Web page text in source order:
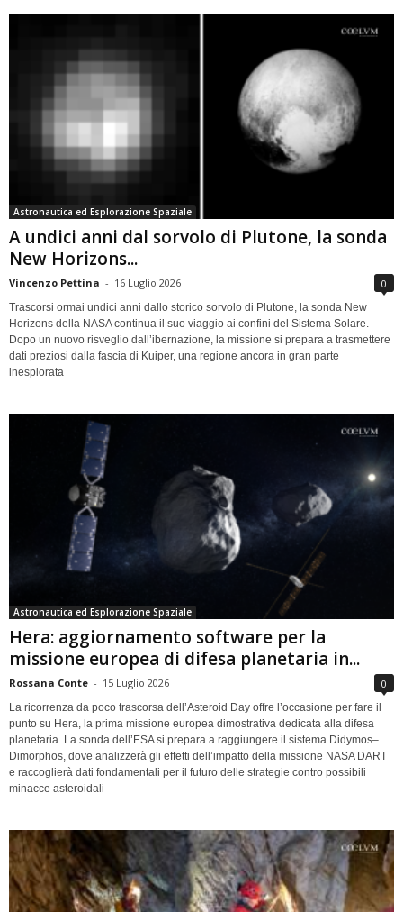
Astronautica ed Esplorazione Spaziale
A undici anni dal sorvolo di Plutone, la sonda
New Horizons...
Vincenzo Pettina - 16 Luglio 2026 0
Trascorsi ormai undici anni dallo storico sorvolo di Plutone, la sonda New
Horizons della NASA continua il suo viaggio ai confini del Sistema Solare.
Dopo un nuovo risveglio dall’ibernazione, la missione si prepara a trasmettere
dati preziosi dalla fascia di Kuiper, una regione ancora in gran parte
inesplorata
Astronautica ed Esplorazione Spaziale
Hera: aggiornamento software per la
missione europea di difesa planetaria in...
Rossana Conte - 15 Luglio 2026 0
La ricorrenza da poco trascorsa dell’Asteroid Day offre l’occasione per fare il
punto su Hera, la prima missione europea dimostrativa dedicata alla difesa
planetaria. La sonda dell’ESA si prepara a raggiungere il sistema Didymos–
Dimorphos, dove analizzerà gli effetti dell’impatto della missione NASA DART
e raccoglierà dati fondamentali per il futuro delle strategie contro possibili
minacce asteroidali